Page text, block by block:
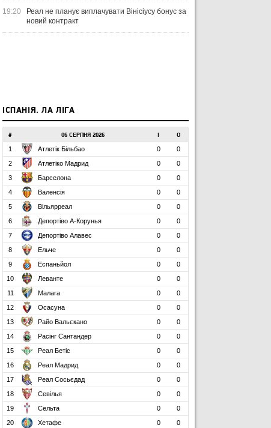
19:20
Реал не планує виплачувати Вінісіусу бонус за
новий контракт
ІСПАНІЯ. ЛА ЛІГА
# 06 СЕРПНЯ 2026 О
1 Атлетік Більбао 0
0
2
Атлетіко Мадрид 0
0
3
Барселона 0
0
4
Валенсія 0
0
5
Вільярреал 0
0
6
Депортіво А-Корунья 0
0
7
Депортіво Алавес 0
0
8
Ельче 0
0
9
Еспаньйол 0
0
10
Леванте 0
0
11
Малага 0
0
12
Осасуна 0
0
13
Райо Вальєкано 0
0
14
Расінг Сантандер 0
0
15
Реал Бетіс 0
0
16
Реал Мадрид 0
0
17
Реал Сосьєдад 0
0
18
Севілья 0
0
19
Сельта 0
0
20
Хетафе 0 0